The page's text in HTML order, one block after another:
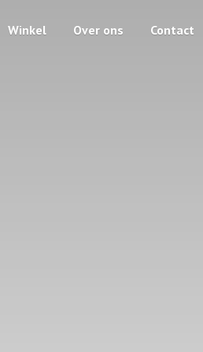
Winkel Over ons Contact